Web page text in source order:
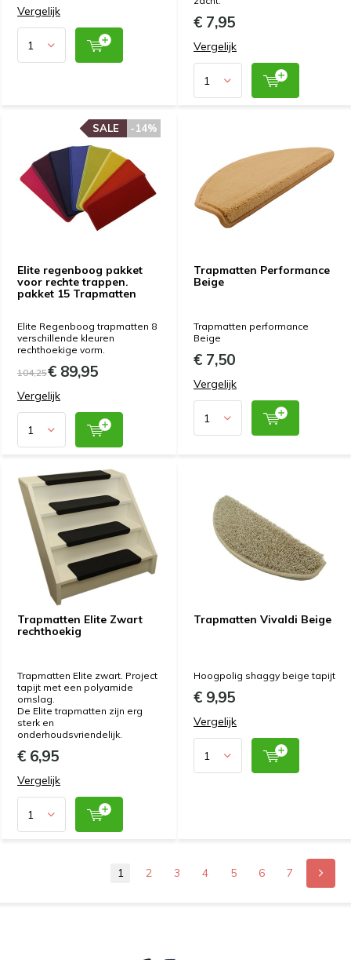
Vergelijk
€ 7,95
Vergelijk
Elite regenboog pakket
voor rechte trappen.
pakket 15 Trapmatten
Elite Regenboog trapmatten 8
verschillende kleuren
rechthoekige vorm.
104,25€ 89,95
-14%
SALE
Vergelijk
-14%
SALE
Trapmatten Performance
Beige
Trapmatten performance
Beige
€ 7,50
Vergelijk
Trapmatten Elite Zwart
rechthoekig
Trapmatten Elite zwart. Project
tapijt met een polyamide
omslag.
De Elite trapmatten zijn erg
sterk en
onderhoudsvriendelijk.
€ 6,95
Vergelijk
Trapmatten Vivaldi Beige
Hoogpolig shaggy beige tapijt
€ 9,95
Vergelijk
1 2 3 4 5 6 7